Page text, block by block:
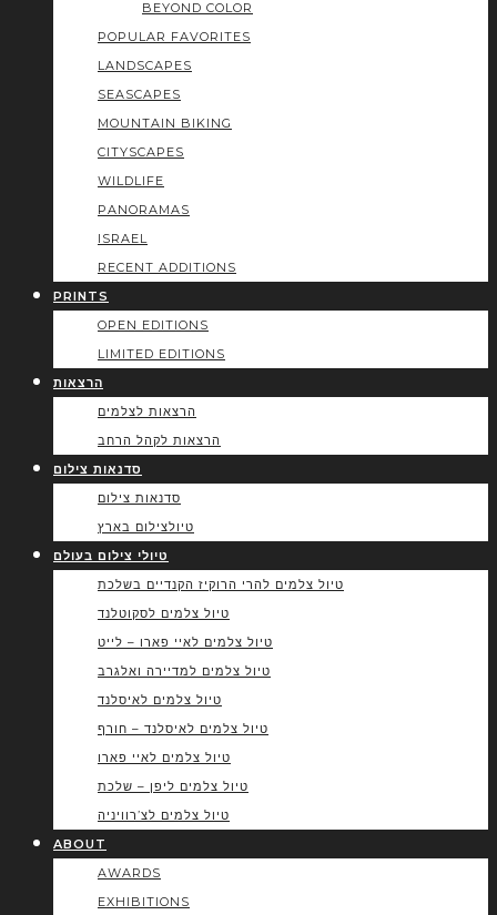
BEYOND COLOR
POPULAR FAVORITES
LANDSCAPES
SEASCAPES
MOUNTAIN BIKING
CITYSCAPES
WILDLIFE
PANORAMAS
ISRAEL
RECENT ADDITIONS
PRINTS
OPEN EDITIONS
LIMITED EDITIONS
הרצאות
הרצאות לצלמים
הרצאות לקהל הרחב
סדנאות צילום
סדנאות צילום
טיולצילום בארץ
טיולי צילום בעולם
טיול צלמים להרי הרוקיז הקנדיים בשלכת
טיול צלמים לסקוטלנד
טיול צלמים לאיי פארו – לייט
טיול צלמים למדיירה ואלגרב
טיול צלמים לאיסלנד
טיול צלמים לאיסלנד – חורף
טיול צלמים לאיי פארו
טיול צלמים ליפן – שלכת
טיול צלמים לצ’רוויניה
ABOUT
AWARDS
EXHIBITIONS